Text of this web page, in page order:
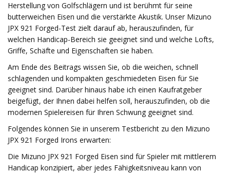
Herstellung von Golfschlägern und ist berühmt für seine
butterweichen Eisen und die verstärkte Akustik. Unser Mizuno
JPX 921 Forged-Test zielt darauf ab, herauszufinden, für
welchen Handicap-Bereich sie geeignet sind und welche Lofts,
Griffe, Schäfte und Eigenschaften sie haben.
Am Ende des Beitrags wissen Sie, ob die weichen, schnell
schlagenden und kompakten geschmiedeten Eisen für Sie
geeignet sind. Darüber hinaus habe ich einen Kaufratgeber
beigefügt, der Ihnen dabei helfen soll, herauszufinden, ob die
modernen Spielereisen für Ihren Schwung geeignet sind.
Folgendes können Sie in unserem Testbericht zu den Mizuno
JPX 921 Forged Irons erwarten:
Die Mizuno JPX 921 Forged Eisen sind für Spieler mit mittlerem
Handicap konzipiert, aber jedes Fähigkeitsniveau kann von